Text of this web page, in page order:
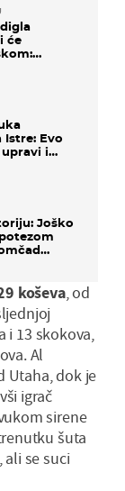
će
Evo
i
Joško
koševa, od
i 13 skokova,
Al
Utaha, dok je
igrač
sirene
šuta
se suci